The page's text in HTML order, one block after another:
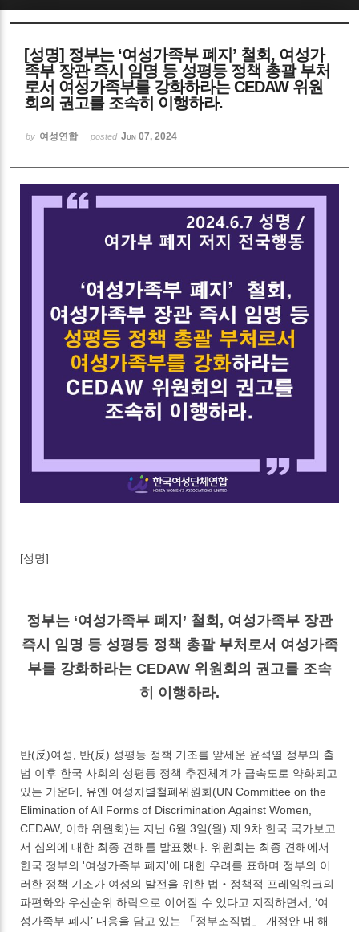
[성명] 정부는 ‘여성가족부 폐지’ 철회, 여성가
족부 장관 즉시 임명 등 성평등 정책 총괄 부처
로서 여성가족부를 강화하라는 CEDAW 위원
회의 권고를 조속히 이행하라.
by 여성연합 posted Jun 07, 2024
[성명]
정부는 ‘여성가족부 폐지’ 철회, 여성가족부 장관
즉시 임명 등 성평등 정책 총괄 부처로서 여성가족
부를 강화하라는 CEDAW 위원회의 권고를 조속
히 이행하라.
반(反)여성, 반(反) 성평등 정책 기조를 앞세운 윤석열 정부의 출
범 이후 한국 사회의 성평등 정책 추진체계가 급속도로 약화되고
있는 가운데, 유엔 여성차별철폐위원회(UN Committee on the
Elimination of All Forms of Discrimination Against Women,
CEDAW, 이하 위원회)는 지난 6월 3일(월) 제 9차 한국 국가보고
서 심의에 대한 최종 견해를 발표했다. 위원회는 최종 견해에서
한국 정부의 '여성가족부 폐지'에 대한 우려를 표하며 정부의 이
러한 정책 기조가 여성의 발전을 위한 법‧정책적 프레임워크의
파편화와 우선순위 하락으로 이어질 수 있다고 지적하면서, ‘여
성가족부 폐지’ 내용을 담고 있는 「정부조직법」 개정안 내 해
Sketchbook5, 스케치북5
Sketchbook5, 스케치북5